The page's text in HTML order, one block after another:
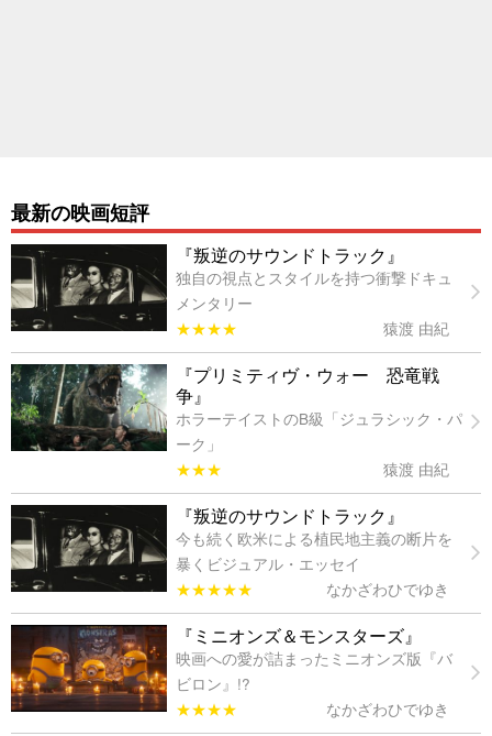
最新の映画短評
『叛逆のサウンドトラック』
独自の視点とスタイルを持つ衝撃ドキュ
メンタリー
★★★★
猿渡 由紀
『プリミティヴ・ウォー 恐竜戦
争』
ホラーテイストのB級「ジュラシック・パ
ーク」
★★★
猿渡 由紀
『叛逆のサウンドトラック』
今も続く欧米による植民地主義の断片を
暴くビジュアル・エッセイ
★★★★★
なかざわひでゆき
『ミニオンズ＆モンスターズ』
映画への愛が詰まったミニオンズ版『バ
ビロン』!?
★★★★
なかざわひでゆき